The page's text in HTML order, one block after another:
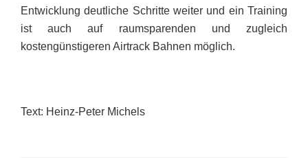
Entwicklung deutliche Schritte weiter und ein Training
ist auch auf raumsparenden und zugleich
kostengünstigeren Airtrack Bahnen möglich.
Text: Heinz-Peter Michels